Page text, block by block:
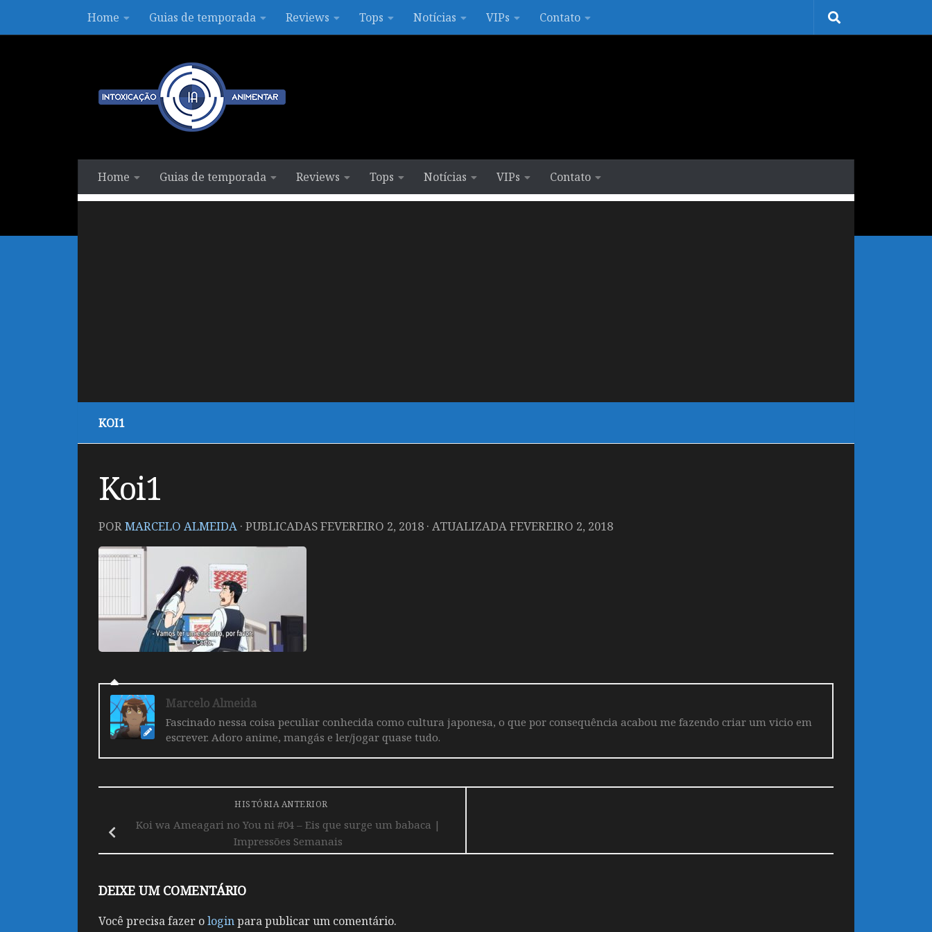
Skip to contentHome Guias de temporada Reviews Tops Notícias VIPs Contato
Home Guias de temporada Reviews Tops Notícias VIPs Contato
KOI1
Koi1
PORMARCELO ALMEIDA · PUBLICADASFEVEREIRO 2, 2018 · ATUALIZADAFEVEREIRO 2, 2018
Marcelo Almeida
Fascinado nessa coisa peculiar conhecida como cultura japonesa, o que por consequência acabou me fazendo criar um vicio em
escrever. Adoro anime, mangás e ler/jogar quase tudo.
HISTÓRIA ANTERIOR
Koi wa Ameagari no You ni #04 – Eis que surge um babaca |
Impressões Semanais
DEIXE UM COMENTÁRIO
Você precisa fazer ologinpara publicar um comentário.